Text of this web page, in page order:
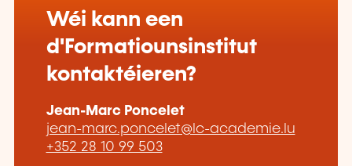
Wéi kann een
d'Formatiounsinstitut
kontaktéieren?
Jean-Marc Poncelet
jean-marc.poncelet@lc-academie.lu
+352 28 10 99 503